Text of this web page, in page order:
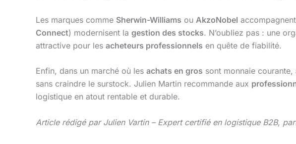
Les marques comme Sherwin-Williams ou AkzoNobel
Connect) modernisent la gestion des stocks. N’oubliez pas : une
attractive pour les acheteurs professionnels en quête de fiabilité.
Enfin, dans un marché où les achats en gros sont monnaie
sans craindre le surstock. Julien Martin recommande aux
logistique en atout rentable et durable.
Article rédigé par Julien Vartin – Expert certifié en logistique B2B,